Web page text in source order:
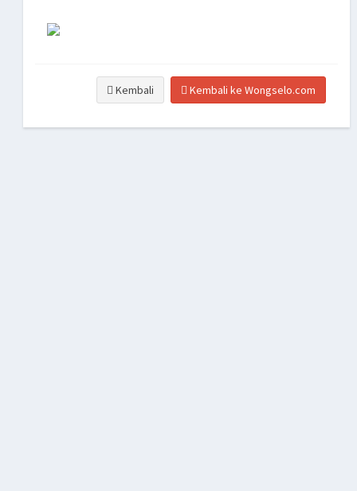
Kembali Kembali ke Wongselo.com